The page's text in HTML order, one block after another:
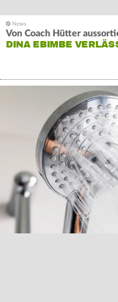
Von Coach Hütter
DINA EBIMBE